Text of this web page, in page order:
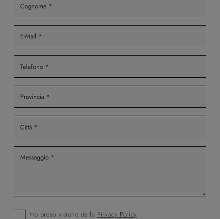
Ho preso visione della Privacy Policy